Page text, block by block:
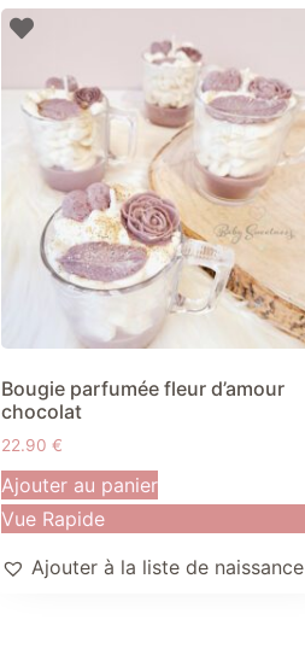
Bougie parfumée fleur d’amour
chocolat
22.90 €
Ajouter au panier
Vue Rapide
Ajouter à la liste de naissance